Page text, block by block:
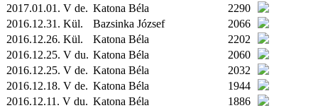
2017.01.01. V de. Katona Béla
2290
2016.12.31. Kül. Bazsinka József
2066
2016.12.26. Kül. Katona Béla
2202
2016.12.25. V du. Katona Béla
2060
2016.12.25. V de. Katona Béla
2032
2016.12.18. V de. Katona Béla
1944
2016.12.11. V du. Katona Béla
1886